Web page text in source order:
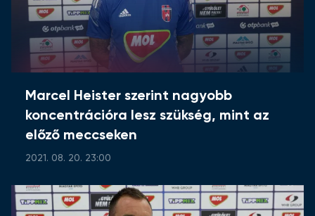
Marcel Heister szerint nagyobb
koncentrációra lesz szükség, mint az
előző meccseken
2021. 08. 20. 23:00